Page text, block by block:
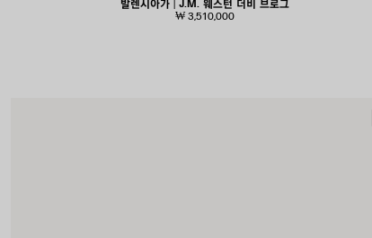
발렌시아가 | J.M. 웨스턴 더비 브로그
₩ 3,510,000